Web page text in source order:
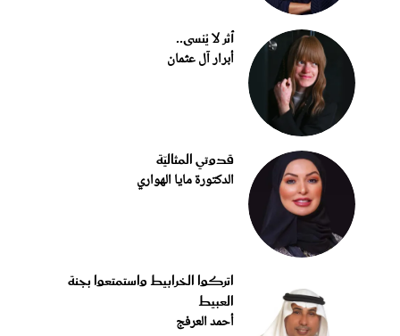
أثر لا يُنسى..
أبرار آل عثمان
قدوتي المثاليّة
الدكتورة مايا الهواري
اتركوا الخرابيط واستمتعوا بجنة
العبيط
أحمد العرفج